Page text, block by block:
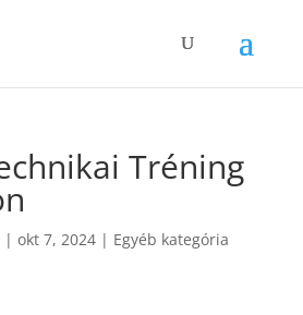
Tréning
| okt 7, 2024| Egyéb kategória